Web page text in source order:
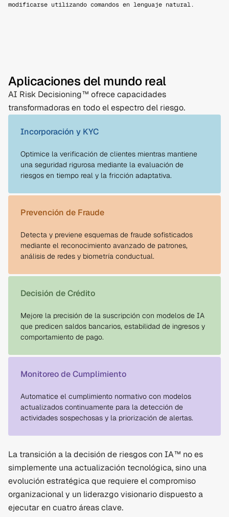
modificarse utilizando comandos en lenguaje natural.
Aplicaciones del mundo real
AI Risk Decisioning™ ofrece capacidades
transformadoras en todo el espectro del riesgo.
Incorporación y KYC
Optimice la verificación de clientes mientras mantiene
una seguridad rigurosa mediante la evaluación de
riesgos en tiempo real y la fricción adaptativa.
Prevención de Fraude
Detecta y previene esquemas de fraude sofisticados
mediante el reconocimiento avanzado de patrones,
análisis de redes y biometría conductual.
Decisión de Crédito
Mejore la precisión de la suscripción con modelos de IA
que predicen saldos bancarios, estabilidad de ingresos y
comportamiento de pago.
Monitoreo de Cumplimiento
Automatice el cumplimiento normativo con modelos
actualizados continuamente para la detección de
actividades sospechosas y la priorización de alertas.
La transición a la decisión de riesgos con IA™ no es
simplemente una actualización tecnológica, sino una
evolución estratégica que requiere el compromiso
organizacional y un liderazgo visionario dispuesto a
ejecutar en cuatro áreas clave.